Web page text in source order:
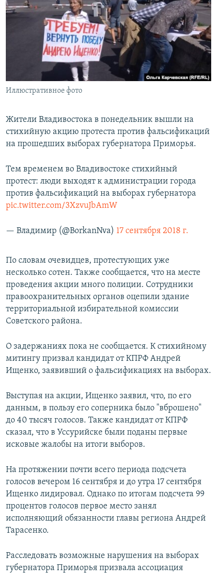
РАСПИСАНИЕ ВЕЩАНИЯ
ПОДПИШИТЕСЬ НА РАССЫЛКУ
СОЦИАЛЬНЫЕ СЕТИ
Все сайты РСЕ/РС
Иллюстративное фото
Жители Владивостока в понедельник вышли на
стихийную акцию протеста против фальсификаций
на прошедших выборах губернатора Приморья.
Тем временем во Владивостоке стихийный
протест: люди выходят к администрации города
против фальсификаций на выборах губернатора
pic.twitter.com/3XzvuJbAmW
— Владимир (@BorkanNva) 17 сентября 2018 г.
По словам очевидцев, протестующих уже
несколько сотен. Также сообщается, что на месте
проведения акции много полиции. Сотрудники
правоохранительных органов оцепили здание
территориальной избирательной комиссии
Советского района.
О задержаниях пока не сообщается. К стихийному
митингу призвал кандидат от КПРФ Андрей
Ищенко, заявивший о фальсификациях на выборах.
Выступая на акции, Ищенко заявил, что, по его
данным, в пользу его соперника было "вброшено"
до 40 тысяч голосов. Также кандидат от КПРФ
сказал, что в Уссурийске были поданы первые
исковые жалобы на итоги выборов.
На протяжении почти всего периода подсчета
голосов вечером 16 сентября и до утра 17 сентября
Ищенко лидировал. Однако по итогам подсчета 99
процентов голосов первое место занял
исполняющий обязанности главы региона Андрей
Тарасенко.
Расследовать возможные нарушения на выборах
губернатора Приморья призвала ассоциация